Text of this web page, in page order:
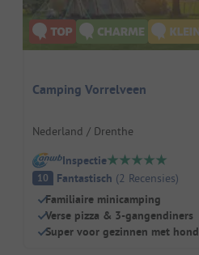
Camping Vorrelveen
Nederland / Drenthe
Inspectie
10 Fantastisch (2 Recensies)
Familiaire minicamping
Verse pizza & 3-gangendiners
Super voor gezinnen met hond